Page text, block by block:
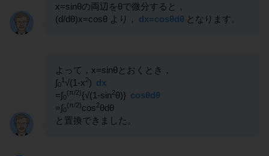
x=sinθの両辺をθで微分すると，
(d/dθ)x=cosθ より，
dx=cosθdθ となります。
よって，x=sinθとおくとき，
∫0
1 √(1-x2) dx
=∫0
(π/2){√(1-sin2θ)} cosθdθ
=∫0
(π/2)cos2θdθ
と置換できました。